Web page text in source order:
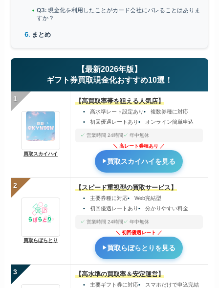
Q3: 現金化を利用したことがカード会社にバレることはありま
すか？
まとめ
【最新2026年版】
ギフト券買取現金化おすすめ10選！
1
買取スカイハイ
【高買取率帯を狙える人気店】
高水準レート設定あり
複数券種に対応
初回優遇レートあり
オンライン簡単申込
営業時間 24時間
年中無休
高レート券種あり
買取スカイハイを見る
2
買取らぼらとり
【スピード重視型の買取サービス】
主要券種に対応
Web完結型
初回優遇レートあり
分かりやすい料金
営業時間 24時間
年中無休
初回優遇レート
買取らぼらとりを見る
3 【高水準の買取率＆安定運営】
主要ギフト券に対応
スマホだけで申込完結